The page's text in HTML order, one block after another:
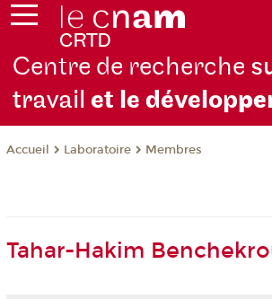
Centre de recherche
travailet le dévelop
Accueil Laboratoire Membres
Tahar-Hakim